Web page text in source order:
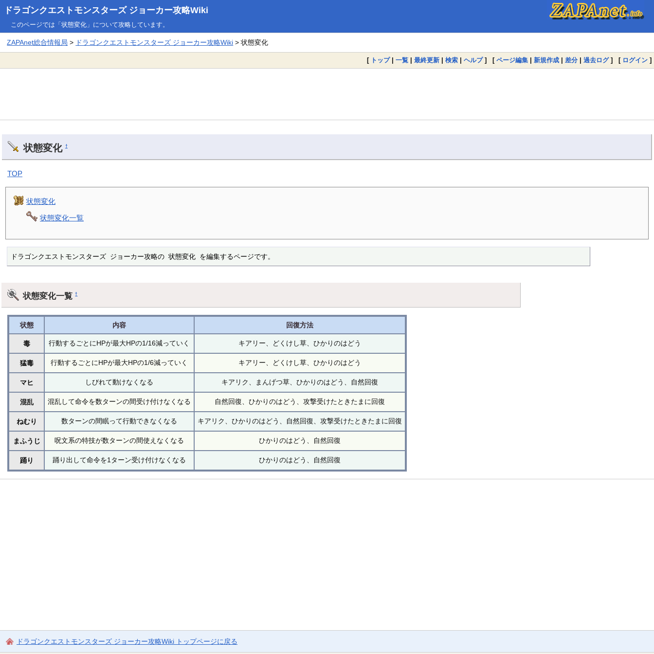
ドラゴンクエストモンスターズ ジョーカー攻略Wiki
このページでは「状態変化」について攻略しています。
ZAPAnet総合情報局 > ドラゴンクエストモンスターズ ジョーカー攻略Wiki > 状態変化
[ トップ| 一覧 | 最終更新 | 検索 | ヘルプ] [ ページ編集 | 新規作成 | 差分 | 過去ログ] [ ログイン ]
状態変化 †
TOP
状態変化
状態変化一覧
ドラゴンクエストモンスターズ ジョーカー攻略の 状態変化 を編集するページです。
状態変化一覧†
状態 内容 回復方法
毒 行動するごとにHPが最大HPの1/16減っていく キアリー、どくけし草、ひかりのはどう
猛毒 行動するごとにHPが最大HPの1/6減っていく キアリー、どくけし草、ひかりのはどう
マヒ しびれて動けなくなる キアリク、まんげつ草、ひかりのはどう、自然回復
混乱 混乱して命令を数ターンの間受け付けなくなる 自然回復、ひかりのはどう、攻撃受けたときたまに回復
ねむり 数ターンの間眠って行動できなくなる キアリク、ひかりのはどう、自然回復、攻撃受けたときたまに回復
まふうじ 呪文系の特技が数ターンの間使えなくなる ひかりのはどう、自然回復
踊り 踊り出して命令を1ターン受け付けなくなる ひかりのはどう、自然回復
ドラゴンクエストモンスターズ ジョーカー攻略Wiki トップページに戻る